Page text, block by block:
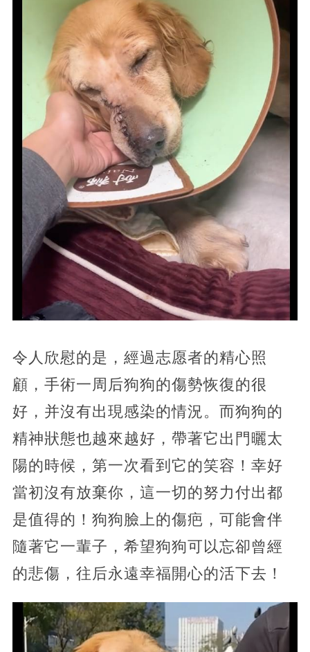
令人欣慰的是，經過志愿者的精心照
顧，手術一周后狗狗的傷勢恢復的很
好，并沒有出現感染的情況。而狗狗的
精神狀態也越來越好，帶著它出門曬太
陽的時候，第一次看到它的笑容！幸好
當初沒有放棄你，這一切的努力付出都
是值得的！狗狗臉上的傷疤，可能會伴
隨著它一輩子，希望狗狗可以忘卻曾經
的悲傷，往后永遠幸福開心的活下去！